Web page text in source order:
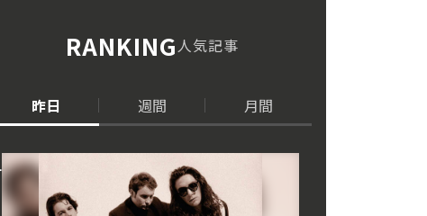
RANKING人気記事
昨日 週間 月間